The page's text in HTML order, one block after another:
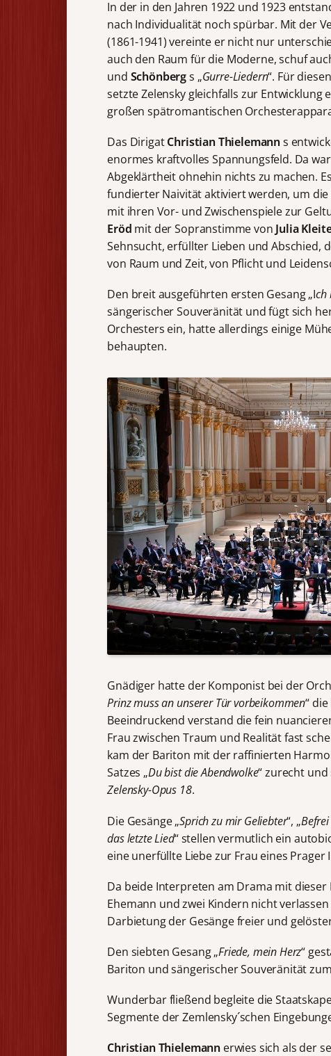
In der in den Jahren 1922 und 1923
nach Individualität noch spürbar. Mit der
(1861-1941) vereinte er nicht nur
auch den Raum für die Moderne, schuf
und Schönbergs „Gurre-Liedern“. Für
setzte Zelensky gleichfalls zur
großen spätromantischen
Das DirigatChristian Thielemanns
enormes kraftvolles Spannungsfeld. Da
Abgeklärtheit ohnehin nichts zu machen.
fundierter Naivität aktiviert werden, um
mit ihren Vor- und Zwischenspiele zur
Eröd mit der Sopranstimme von Julia
Sehnsucht, erfüllter Lieben und Abschied,
von Raum und Zeit, von Pflicht und
Den breit ausgeführten ersten Gesang „Ich
sängerischer Souveränität und fügt sich
Orchesters ein, hatte allerdings einige
behaupten.
Gnädiger hatte der Komponist bei der
Prinzmuss an unserer Tür vorbeikommen“
Beeindruckend verstand die fein
Frau zwischen Traum und Realität fast
kam der Bariton mit der raffinierten
Satzes „Du bist die Abendwolke“ zurecht
Zelensky-Opus 18.
Die Gesänge „Sprich zu mir Geliebter“, „
das letzte Lied“ stellen vermutlich ein
eine unerfüllte Liebe zur Frau eines
Da beide Interpreten am Drama mit
Ehemann und zwei Kindern nicht
Darbietung der Gesänge freier und
Den siebten Gesang „Friede, mein Herz“
Bariton und sängerischer Souveränität
Wunderbar fließend begleite die
Segmente der Zemlensky´schen
Christian Thielemann erwies sich als der